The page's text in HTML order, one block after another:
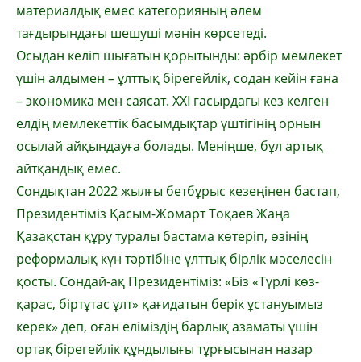
материалдық емес категория­ның әлем
тағдырындағы шешуші мәнін көр­сетеді.
Осыдан келіп шығатын қорытынды: әрбір мемлекет
үшін алдымен – ұлттық бірегейлік, содан кейін ғана
– экономика мен саясат. ХХІ ғасырдағы кез келген
елдің мемлекеттік басымдықтар үштігінің орнын
осылай айқындауға болады. Меніңше, бұл артық
айтқандық емес.
Сондықтан 2022 жылғы бетбұрыс кезеңінен бастап,
Президентіміз Қасым-Жомарт Тоқаев Жаңа
Қазақстан құру туралы бастама көтеріп, өзінің
реформалық күн тәртібіне ұлттық бірлік мәселесін
қос­ты. Сондай-ақ Президентіміз: «Біз «Түрлі көз­
қарас, біртұтас ұлт» қағидатын берік ұстануымыз
керек» деп, оған еліміздің бар­лық азаматы үшін
ортақ бірегейлік құн­дылығы тұрғысынан назар